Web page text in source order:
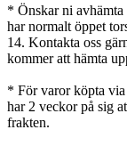
* Önskar ni
har normalt öppet
14. Kontakta oss
kommer att hämta
* För varor köpta via
har 2 veckor på sig
frakten.